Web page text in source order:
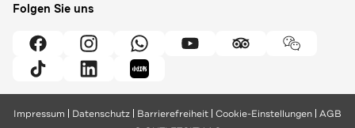
Folgen Sie uns
Impressum Datenschutz Barrierefreiheit Cookie-Einstellungen AGB